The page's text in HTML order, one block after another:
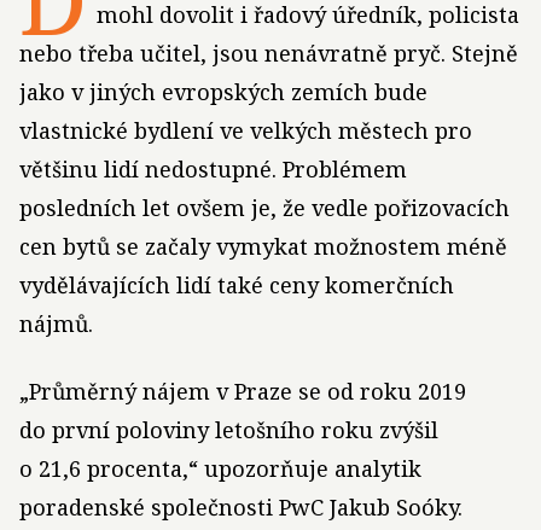
mohl dovolit i řadový úředník, policista
nebo třeba učitel, jsou nenávratně pryč. Stejně
jako v jiných evropských zemích bude
vlastnické bydlení ve velkých městech pro
většinu lidí nedostupné. Problémem
posledních let ovšem je, že vedle pořizovacích
cen bytů se začaly vymykat možnostem méně
vydělávajících lidí také ceny komerčních
nájmů.
„Průměrný nájem v Praze se od roku 2019
do první poloviny letošního roku zvýšil
o 21,6 procenta,“ upozorňuje analytik
poradenské společnosti PwC Jakub Soóky.